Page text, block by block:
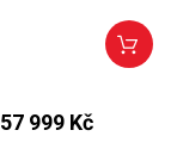
57 999 Kč